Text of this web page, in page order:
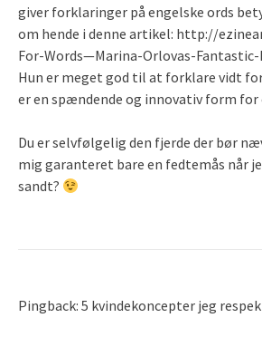
giver forklaringer på engelske ords
om hende i denne artikel: http://
For-Words—Marina-Orlovas-Fantastic-
Hun er meget god til at forklare vidt
er en spændende og innovativ form for
Du er selvfølgelig den fjerde der bør
mig garanteret bare en fedtemås når
sandt?
Pingback: 5 kvindekoncepter jeg